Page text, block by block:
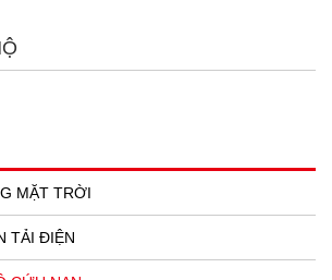
MẶT TRỜI
TẢI ĐIỆN